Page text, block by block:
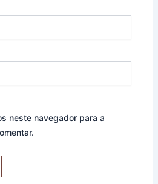
neste navegador para a